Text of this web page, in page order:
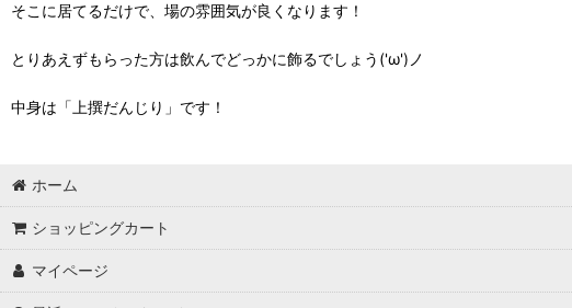
そこに居てるだけで、場の雰囲気が良くなります！
とりあえずもらった方は飲んでどっかに飾るでしょう('ω')ノ
中身は「上撰だんじり」です！
ホーム
ショッピングカート
マイページ